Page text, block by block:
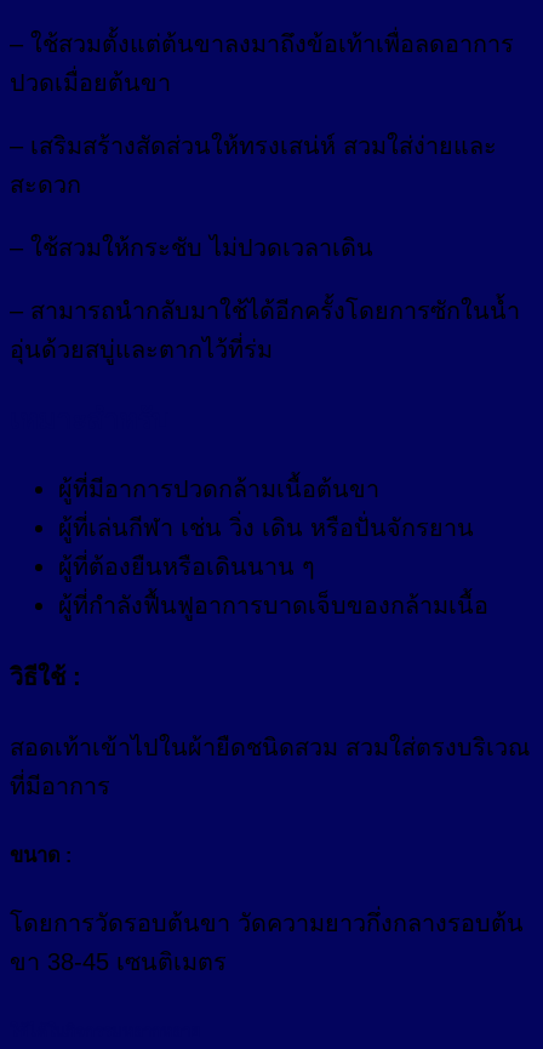
– ใช้สวมตั้งแต่ต้นขาลงมาถึงข้อเท้าเพื่อลดอาการ
ปวดเมื่อยต้นขา
– เสริมสร้างสัดส่วนให้ทรงเสน่ห์ สวมใส่ง่ายและ
สะดวก
– ใช้สวมให้กระชับ ไม่ปวดเวลาเดิน
– สามารถนำกลับมาใช้ได้อีกครั้งโดยการซักในน้ำ
อุ่นด้วยสบู่และตากไว้ที่ร่ม
ผู้ที่มีอาการปวดกล้ามเนื้อต้นขา
ผู้ที่เล่นกีฬา เช่น วิ่ง เดิน หรือปั่นจักรยาน
ผู้ที่ต้องยืนหรือเดินนาน ๆ
ผู้ที่กำลังฟื้นฟูอาการบาดเจ็บของกล้ามเนื้อ
วิธีใช้ :
สอดเท้าเข้าไปในผ้ายืดชนิดสวม สวมใส่ตรงบริเวณ
ที่มีอาการ
ขนาด :
โดยการวัดรอบต้นขา วัดความยาวกึ่งกลางรอบต้น
ขา 38-45 เซนติเมตร